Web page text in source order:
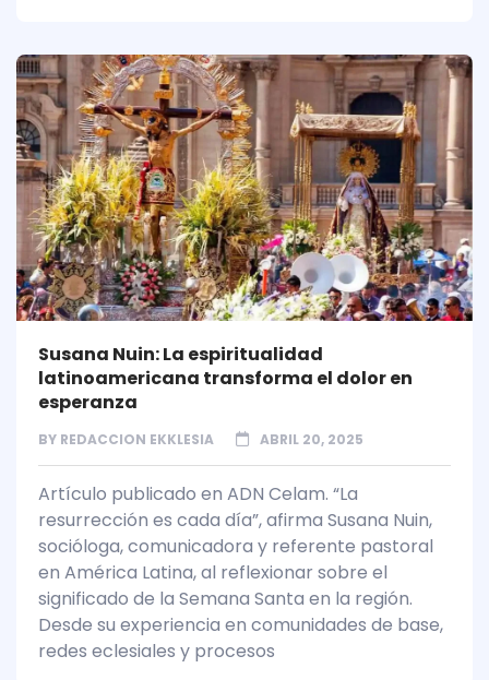
Susana Nuin: La espiritualidad
latinoamericana transforma el dolor en
esperanza
BY REDACCION EKKLESIA ABRIL 20, 2025
Artículo publicado en ADN Celam. “La
resurrección es cada día”, afirma Susana Nuin,
socióloga, comunicadora y referente pastoral
en América Latina, al reflexionar sobre el
significado de la Semana Santa en la región.
Desde su experiencia en comunidades de base,
redes eclesiales y procesos